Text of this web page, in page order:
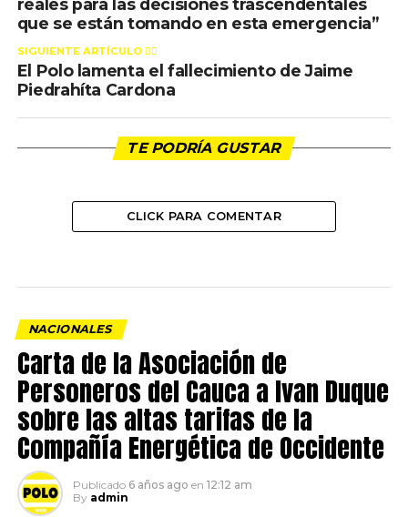
reales para las decisiones trascendentales
que se están tomando en esta emergencia”
SIGUIENTE ARTÍCULO 👈🏻
El Polo lamenta el fallecimiento de Jaime
Piedrahíta Cardona
TE PODRÍA GUSTAR
CLICK PARA COMENTAR
NACIONALES
Carta de la Asociación de
Personeros del Cauca a Ivan Duque
sobre las altas tarifas de la
Compañía Energética de Occidente
Publicado 6 años ago en 12:12 am
By admin